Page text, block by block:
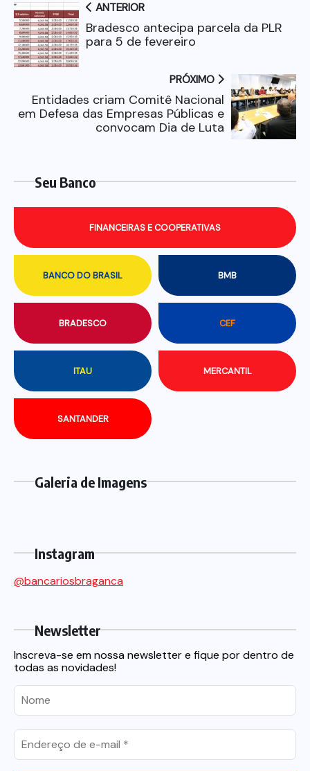
ANTERIOR
Bradesco antecipa parcela da PLR
para 5 de fevereiro
PRÓXIMO
Entidades criam Comitê Nacional
em Defesa das Empresas Públicas e
convocam Dia de Luta
Seu Banco
BANCO DO BRASIL BMB
BRADESCO CEF
FINANCEIRAS E COOPERATIVAS
ITAU MERCANTIL
SANTANDER
Galeria de Imagens
Instagram
@bancariosbraganca
Newsletter
Inscreva-se em nossa newsletter e fique por dentro de
todas as novidades!